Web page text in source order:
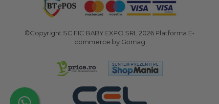
©Copyright SC FIC BABY EXPO SRL 2026 Platforma E-
commerce by Gomag